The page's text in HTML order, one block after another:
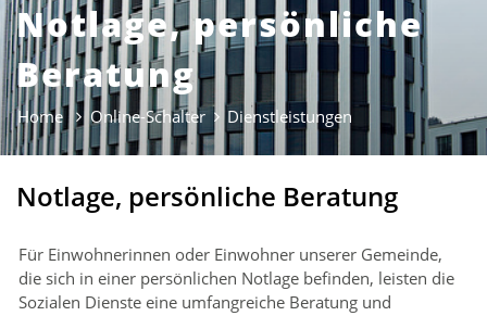
Notlage, persönliche
Beratung
Home Online-Schalter Dienstleistungen (ausgewählt)
Notlage, persönliche Beratung
Für Einwohnerinnen oder Einwohner unserer Gemeinde,
die sich in einer persönlichen Notlage befinden, leisten die
Sozialen Dienste eine umfangreiche Beratung und
Zugehörige Objekte